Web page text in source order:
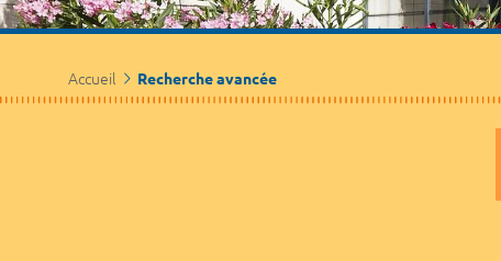
Accueil Recherche avancée